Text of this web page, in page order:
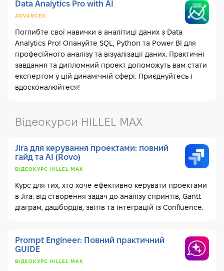
Data Analytics Pro with AI
ADVANCED
Поглибте свої навички в аналітиці даних з Data
Analytics Pro! Опануйте SQL, Python та Power BI для
професійного аналізу та візуалізації даних. Практичні
завдання та дипломний проект допоможуть вам стати
експертом у цій динамічній сфері. Приєднуйтесь і
вдосконалюйтеся!
Відеокурси HILLEL MAX
Jira для керування проектами: повний
гайд та AI (Rovo)
ВІДЕОКУРС HILLEL MAX
Курс для тих, хто хоче ефективно керувати проектами
в Jira: від створення задач до аналізу спринтів, Gantt
діаграм, дашбордів, звітів та інтеграцій із Confluence.
Prompt Engineer: Повний практичний
GUIDE
ВІДЕОКУРС HILLEL MAX